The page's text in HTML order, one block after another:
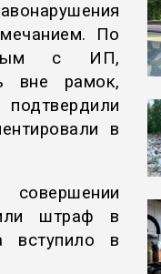
По
с ИП,
вне рамок,
в
штраф в
вступило в